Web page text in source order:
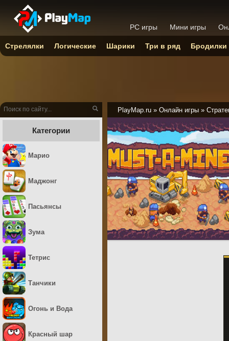
PlayMap.ru » Онлайн игры »
Категории
Марио
Маджонг
Пасьянсы
Зума
Тетрис
Танчики
Огонь и Вода
Красный шар
PC игры Мини игры
Стрелялки Логические Шарики Три в ряд Бродилки